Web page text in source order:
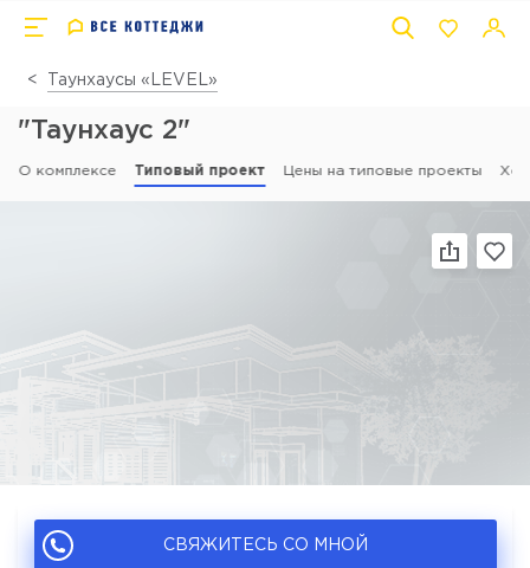
Таунхаусы «LEVEL»
"Таунхаус 2"
О комплексе Типовый проект Цены на типовые проекты Ход
СВЯЖИТЕСЬ СО МНОЙ